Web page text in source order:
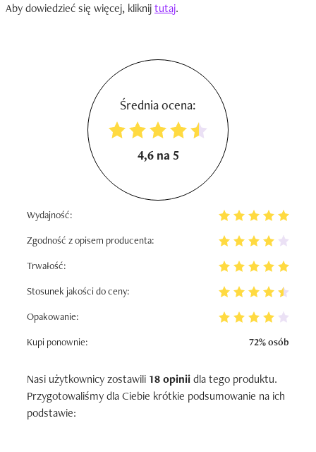
Aby dowiedzieć się więcej, kliknijtutaj.
Średnia ocena:
4,6 na 5
Wydajność:
Zgodność z opisem producenta:
Trwałość:
Stosunek jakości do ceny:
Opakowanie:
Kupi ponownie:
72% osób
Nasi użytkownicy zostawili 18 opiniidla tego produktu.
Przygotowaliśmy dla Ciebie krótkie podsumowanie na ich
podstawie: